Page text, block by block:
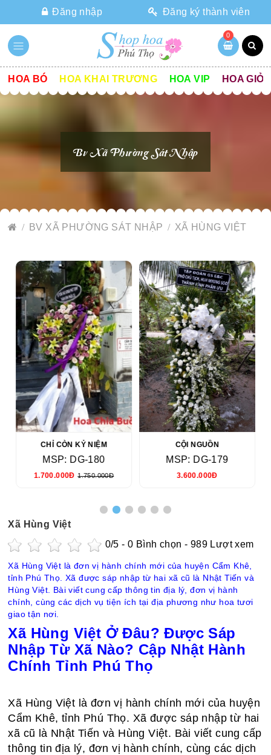
Đăng nhập Đăng ký thành viên
0
HOA BÓ HOA KHAI TRƯƠNG HOA VIP HOA GIỎ
Bv Xã Phường Sát Nhập
BV XÃ PHƯỜNG SÁT NHẬP XÃ HÙNG VIỆT
CHỈ CÒN KỶ NIỆM
MSP: DG-180
1.700.000Đ 1.750.000Đ
CỘI NGUỒN
MSP: DG-179
3.600.000Đ
Xã Hùng Việt
0/5 -0 Bình chọn - 989 Lượt xem
Xã Hùng Việt là đơn vị hành chính mới của huyện Cẩm Khê,
tỉnh Phú Thọ. Xã được sáp nhập từ hai xã cũ là Nhật Tiến và
Hùng Việt. Bài viết cung cấp thông tin địa lý, đơn vị hành
chính, cùng các dịch vụ tiện ích tại địa phương như hoa tươi
giao tận nơi.
Xã Hùng Việt Ở Đâu? Được Sáp
Nhập Từ Xã Nào? Cập Nhật Hành
Chính Tỉnh Phú Thọ
Xã Hùng Việt là đơn vị hành chính mới của huyện
Cẩm Khê, tỉnh Phú Thọ. Xã được sáp nhập từ hai
xã cũ là Nhật Tiến và Hùng Việt. Bài viết cung cấp
thông tin địa lý, đơn vị hành chính, cùng các dịch